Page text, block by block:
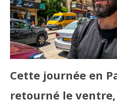
Cette journée en
retourné le